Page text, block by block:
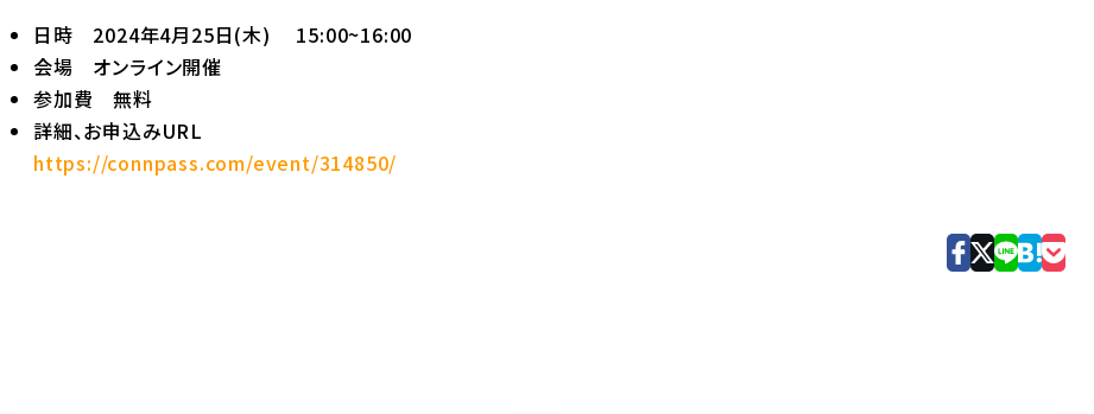
日時 2024年4月25日(木) 15:00~16:00
会場 オンライン開催
参加費 無料
詳細、お申込みURL
https://connpass.com/event/314850/